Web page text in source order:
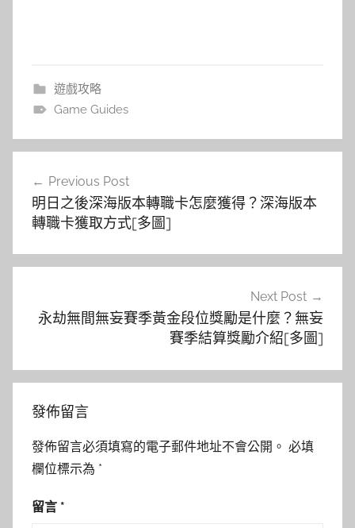
遊戲攻略
Game Guides
導
覽
Previous Post
明日之後深海版本轉職卡怎麼獲得？深海版本
轉職卡獲取方式[多圖]
Next Post
永劫無間無妄賽季黃金段位獎勵是什麼？無妄
賽季結算獎勵介紹[多圖]
發佈留言
發佈留言必須填寫的電子郵件地址不會公開。 必填
欄位標示為 *
留言 *